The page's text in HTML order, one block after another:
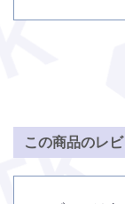
この商品のレ